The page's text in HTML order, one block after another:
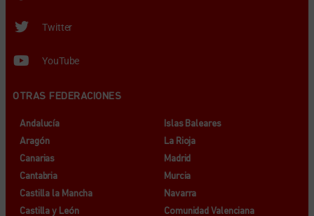
Twitter
YouTube
OTRAS FEDERACIONES
Andalucía
Aragón
Canarias
Cantabria
Castilla la Mancha
Castilla y León
Islas Baleares
La Rioja
Madrid
Murcia
Navarra
Comunidad Valenciana